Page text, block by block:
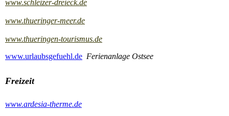
www.schleizer-dreieck.de
www.thueringer-meer.de
www.thueringen-tourismus.de
www.urlaubsgefuehl.de Ferienanlage Ostsee
Freizeit
www.ardesia-therme.de